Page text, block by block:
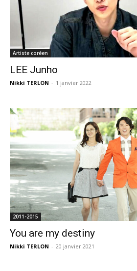
Artiste coréen
LEE Junho
Nikki TERLON - 1 janvier 2022
2011-2015
You are my destiny
Nikki TERLON - 20 janvier 2021